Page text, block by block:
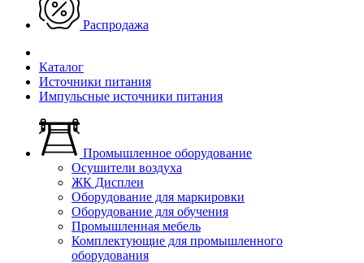
Распродажа
Каталог
Источники питания
Импульсные источники питания
Промышленное оборудование
Осушители воздуха
ЖК Дисплеи
Оборудование для маркировки
Оборудование для обучения
Промышленная мебель
Комплектующие для промышленного
оборудования